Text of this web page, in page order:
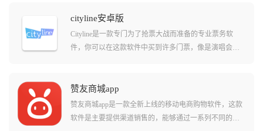
不同平台比价的烦恼，是出门逛街必带的省钱软件。
cityline安卓版
Cityline是一款专门为了抢票大战而准备的专业票务软
件，你可以在这款软件中买到许多门票，像是演唱会、
买到假票，买完票之后拿着手机扫码就能进场，非常方
便。
赞友商城app
赞友商城app是一款全新上线的移动电商购物软件，这款
软件是主要提供渠道销售的，能够通过一系列不同的渠